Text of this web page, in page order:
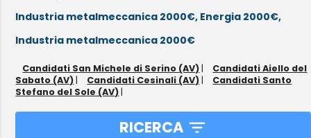
Industria metalmeccanica 2000€, Energia 2000€,
Industria metalmeccanica 2000€
Candidati San Michele di Serino (AV) |
Candidati Aiello del
Sabato (AV) | Candidati Cesinali (AV) |
Candidati Santo
Stefano del Sole (AV) |
RICERCA